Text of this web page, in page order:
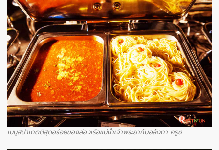
เมนูสปาเกตตีสุดอร่อยของล่องเรือแม่น้ำเจ้าพระยากับอลังกา ครูซ